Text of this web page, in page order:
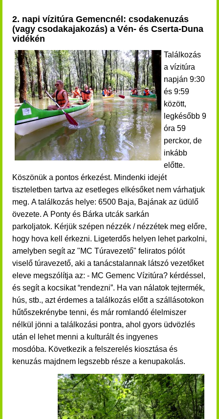
2. napi vízitúra Gemencnél: csodakenuzás
(vagy csodakajakozás) a Vén- és Cserta-Duna
vidékén
Találkozás
a vízitúra
napján 9:30
és 9:59
között,
legkésőbb 9
óra 59
perckor, de
inkább
előtte.
Köszönük a pontos érkezést. Mindenki idejét
tiszteletben tartva az esetleges elkésőket nem várhatjuk
meg. A találkozás helye: 6500 Baja, Bajának az üdülő
övezete. A Ponty és Bárka utcák sarkán
parkoljatok. Kérjük szépen nézzék / nézzétek meg előre,
hogy hova kell érkezni. Ligeterdős helyen lehet parkolni,
amelyben segít az "MC Túravezető" feliratos pólót
viselő túravezető, aki a tanácstalannak látszó vezetőket
eleve megszólítja az: - MC Gemenc Vízitúra? kérdéssel,
és segít a kocsikat “rendezni”. Ha van nálatok tejtermék,
hús, stb., azt érdemes a találkozás előtt a szállásotokon
hűtőszekrénybe tenni, és már romlandó élelmiszer
nélkül jönni a találkozási pontra, ahol gyors üdvözlés
után el lehet menni a kulturált és ingyenes
mosdóba. Következik a felszerelés kiosztása és
kenuzás majdnem legszebb része a kenupakolás.